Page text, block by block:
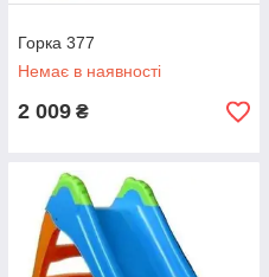
Горка 377
Немає в наявності
2 009 ₴